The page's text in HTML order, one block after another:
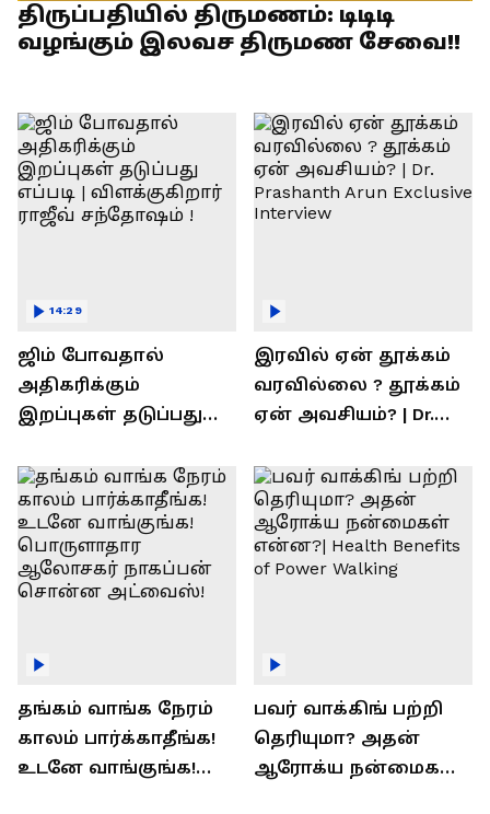
திருப்பதியில் திருமணம்: டிடிடி
வழங்கும் இலவச திருமண சேவை!!
ஜிம் போவதால்
அதிகரிக்கும்
இறப்புகள் தடுப்பது
ராஜீவ் சந்தோஷம் !
14:29
இரவில் ஏன் தூக்கம்
வரவில்லை ? தூக்கம்
ஏன் அவசியம்? | Dr.
Interview
தங்கம் வாங்க நேரம்
காலம் பார்க்காதீங்க!
உடனே வாங்குங்க!
பவர் வாக்கிங் பற்றி
தெரியுமா? அதன்
ஆரோக்ய நன்மைகள்